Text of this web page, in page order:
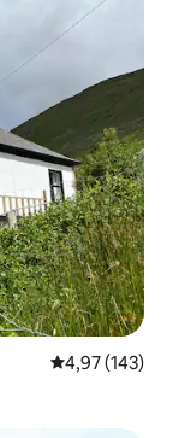
საშუალო
4,97 (143)